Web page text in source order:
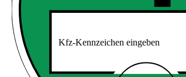
Kfz-Kennzeichen eingeben